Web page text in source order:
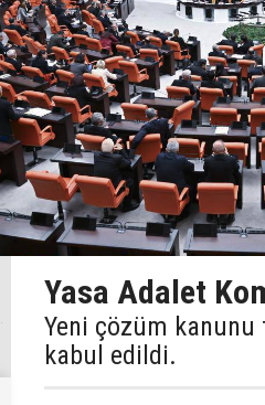
Yasa Adalet
Yeni çözüm
kabul edildi.